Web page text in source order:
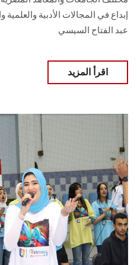
إبداع في المجالات الأدبية
عبد الفتاح السيسي
اقرأ المزيد